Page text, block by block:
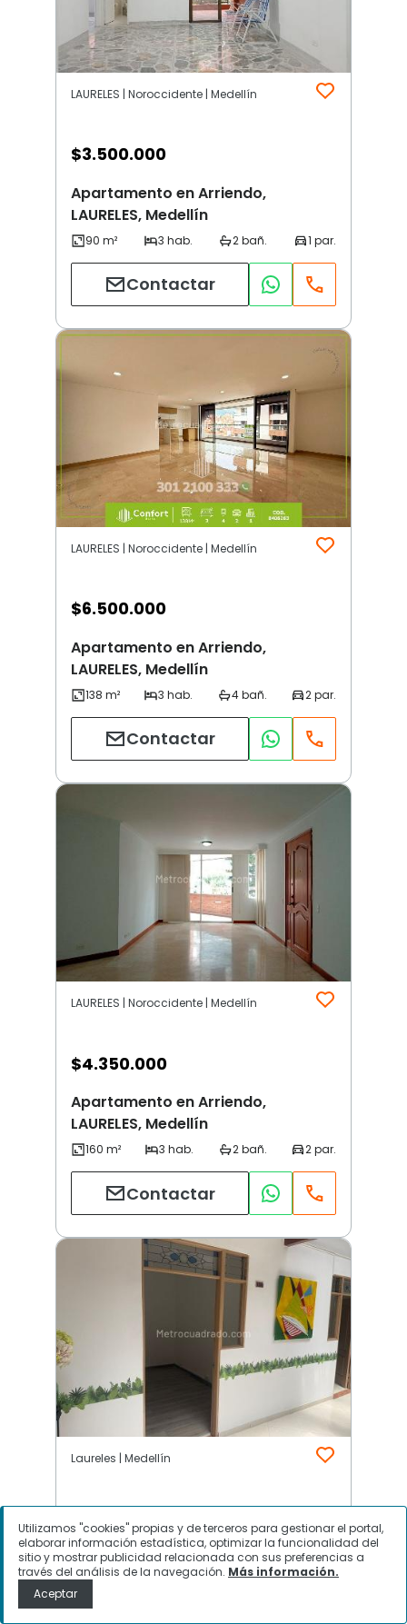
LAURELES | Noroccidente | Medellín
$3.500.000
Apartamento en Arriendo,
LAURELES, Medellín
Contactar
LAURELES | Noroccidente | Medellín
$6.500.000
Apartamento en Arriendo,
LAURELES, Medellín
Contactar
LAURELES | Noroccidente | Medellín
$4.350.000
Apartamento en Arriendo,
LAURELES, Medellín
Contactar
Laureles | Medellín
$27.965.000
Casa en Arriendo, Laureles,
Medellín
Utilizamos "cookies" propias y de terceros para gestionar el portal,
elaborar información estadística, optimizar la funcionalidad del
sitio y mostrar publicidad relacionada con sus preferencias a
través del análisis de la navegación. Más información.
Aceptar